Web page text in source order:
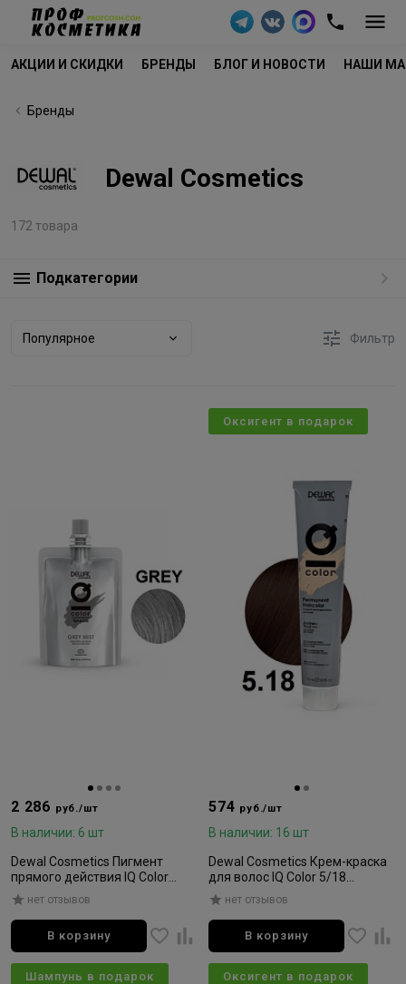
АКЦИИ И СКИДКИ БРЕНДЫ БЛОГ И НОВОСТИ НАШИ
Бренды
Dewal Cosmetics
172 товара
Подкатегории
Популярное Фильтр
2 286 руб./шт
В наличии: 6 шт
Dewal Cosmetics Пигмент
прямого действия IQ Color
Shade Grey Mist (серый) 200мл
нет отзывов
В корзину
574 руб./шт
В наличии: 16 шт
Dewal Cosmetics Крем-краска
для волос IQ Color 5/18
светлый пепельно-
коричневый брюнет 90мл
нет отзывов
В корзину
Оксигент в подарок
Шампунь в подарок Оксигент в подарок